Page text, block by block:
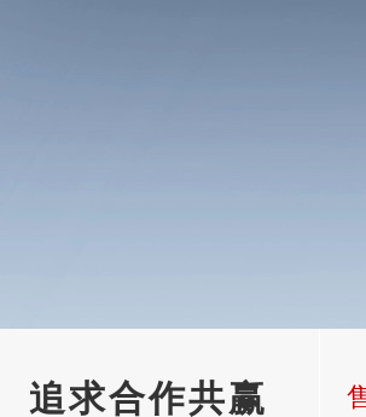
追求合作共赢